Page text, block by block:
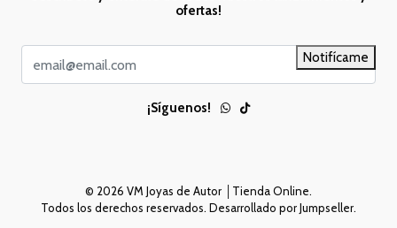
ofertas!
Notifícame
¡Síguenos!
© 2026 VM Joyas de Autor │Tienda Online.
Todos los derechos reservados. Desarrollado por Jumpseller.